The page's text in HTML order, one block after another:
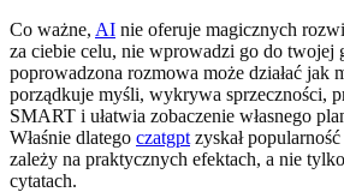
Co ważne, AI nie oferuje magicznych
za ciebie celu, nie wprowadzi go do twojej
poprowadzona rozmowa może działać jak
porządkuje myśli, wykrywa sprzeczności,
SMART i ułatwia zobaczenie własnego
Właśnie dlatego czatgpt zyskał
zależy na praktycznych efektach, a nie
cytatach.